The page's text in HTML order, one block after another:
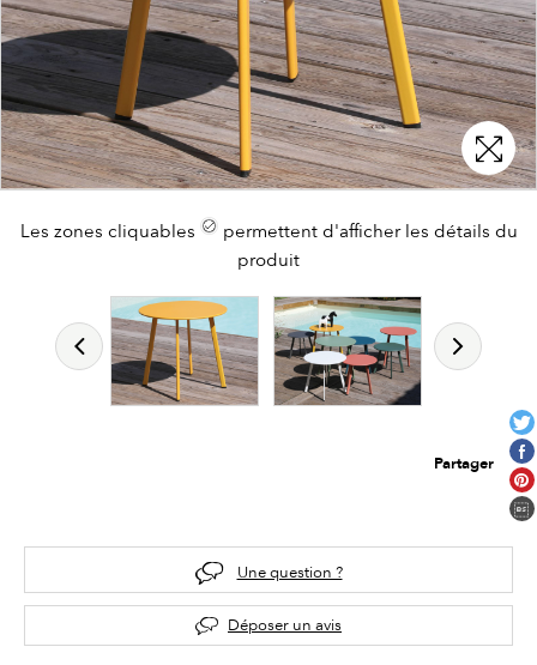
Les zones cliquables
permettent d'afficher les détails du
produit
Partager
Une question ?
Déposer un avis